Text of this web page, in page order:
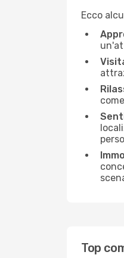
Ecco
Top